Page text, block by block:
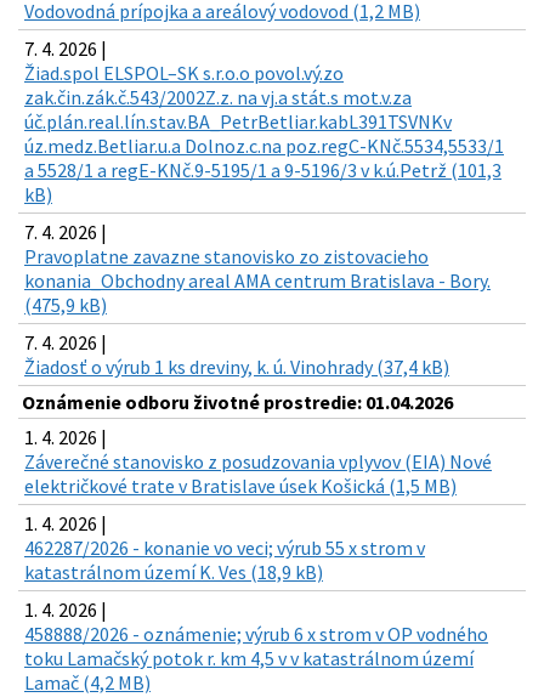
Vodovodná prípojka a areálový vodovod (1,2 MB)
7. 4. 2026 |
Žiad.spol ELSPOL–SK s.r.o.o povol.vý.zo
zak.čin.zák.č.543/2002Z.z. na vj.a stát.s mot.v.za
úč.plán.real.lín.stav.BA_PetrBetliar.kabL391TSVNKv
úz.medz.Betliar.u.a Dolnoz.c.na poz.regC-KNč.5534,5533/1
a 5528/1 a regE-KNč.9-5195/1 a 9-5196/3 v k.ú.Petrž (101,3
kB)
7. 4. 2026 |
Pravoplatne zavazne stanovisko zo zistovacieho
konania_Obchodny areal AMA centrum Bratislava - Bory.
(475,9 kB)
7. 4. 2026 |
Žiadosť o výrub 1 ks dreviny, k. ú. Vinohrady (37,4 kB)
Oznámenie odboru životné prostredie: 01.04.2026
1. 4. 2026 |
Záverečné stanovisko z posudzovania vplyvov (EIA) Nové
električkové trate v Bratislave úsek Košická (1,5 MB)
1. 4. 2026 |
462287/2026 - konanie vo veci; výrub 55 x strom v
katastrálnom území K. Ves (18,9 kB)
1. 4. 2026 |
458888/2026 - oznámenie; výrub 6 x strom v OP vodného
toku Lamačský potok r. km 4,5 v v katastrálnom území
Lamač (4,2 MB)